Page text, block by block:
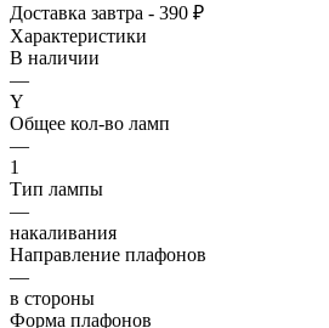
Доставка завтра - 390 ₽
Характеристики
В наличии
—
Y
Общее кол-во ламп
—
1
Тип лампы
—
накаливания
Направление плафонов
—
в стороны
Форма плафонов